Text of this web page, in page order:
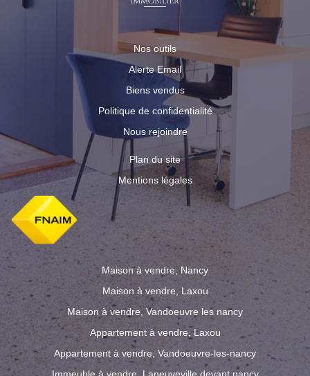
Nos outils
Alerte Email
Biens vendus
Politique de confidentialité
Nous rejoindre
Plan du site
Mentions légales
Maison à vendre, Nancy
Maison à vendre, Laxou
Maison à vendre, Vandoeuvre les nancy
Appartement à vendre, Laxou
Appartement à vendre, Vandoeuvre-les-nancy